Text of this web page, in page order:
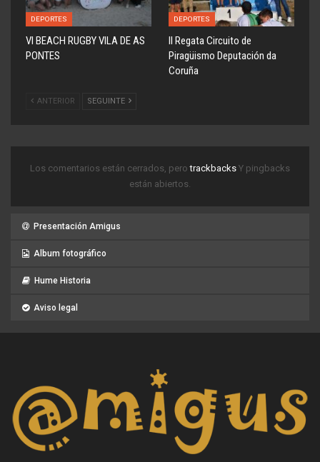
DEPORTES
VI BEACH RUGBY VILA DE AS
PONTES
DEPORTES
ll Regata Circuito de
Piragüismo Deputación da
Coruña
ANTERIOR SEGUINTE
Los comentarios están cerrados, perotrackbacks Y pingbacks
están abiertos.
Presentación Amigus
Album fotográfico
Hume Historia
Aviso legal